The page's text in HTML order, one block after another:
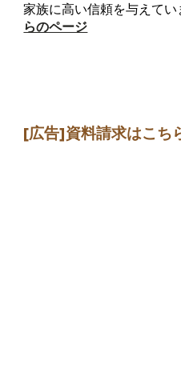
家族に高い信頼を与えてい
らのページ
[広告]資料請求はこち